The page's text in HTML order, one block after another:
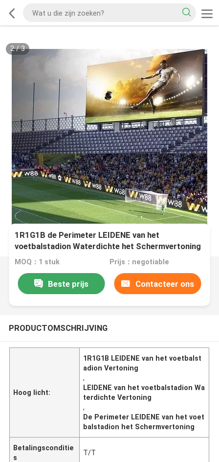
2/3
1R1G1B de Perimeter LEIDENE van het
voetbalstadion Waterdichte het Schermvertoning
MOQ：1 stuk Prijs：negotiable
Beste prijs Contacteer ons
PRODUCTOMSCHRIJVING
Hoog licht:
1R1G1B LEIDENE van het voetbalst
adion Vertoning
,
LEIDENE van het voetbalstadion Wa
terdichte Vertoning
,
De Perimeter LEIDENE van het voet
balstadion het Schermvertoning
Betalingsconditie
s
T/T